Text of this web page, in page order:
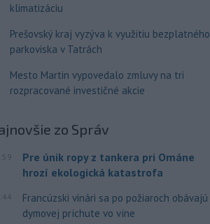
klimatizáciu
Prešovský kraj vyzýva k využitiu bezplatného
parkoviska v Tatrách
Mesto Martin vypovedalo zmluvy na tri
rozpracované investičné akcie
zo Správ
Pre únik ropy z tankera pri Ománe
hrozí ekologická katastrofa
Francúzski vinári sa po požiaroch obávajú
dymovej príchute vo víne